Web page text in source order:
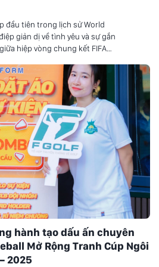
đầu tiên trong lịch sử World
giản dị về tình yêu và sự gắn
hiệp vòng chung kết FIFA
đầy…
hành tạo dấu ấn chuyên
Mở Rộng Tranh Cúp Ngôi
2025